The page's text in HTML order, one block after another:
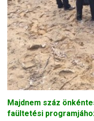
Majdnem száz
faültetési